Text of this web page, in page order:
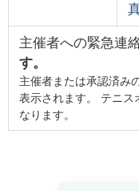
主催者への緊急連
す。
主催者または承認済み
表示されます。 テニス
なります。